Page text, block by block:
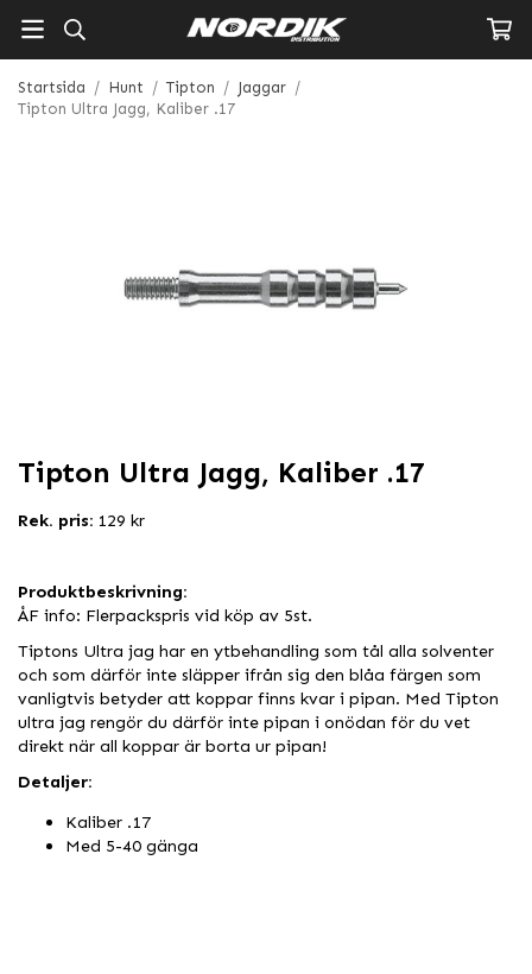
Startsida / Hunt / Tipton / Jaggar /
Tipton Ultra Jagg, Kaliber .17
Tipton Ultra Jagg, Kaliber .17
Rek. pris: 129 kr
Produktbeskrivning:
ÅF info: Flerpackspris vid köp av 5st.
Tiptons Ultra jag har en ytbehandling som tål alla solventer
och som därför inte släpper ifrån sig den blåa färgen som
vanligtvis betyder att koppar finns kvar i pipan. Med Tipton
ultra jag rengör du därför inte pipan i onödan för du vet
direkt när all koppar är borta ur pipan!
Detaljer:
Kaliber .17
Med 5-40 gänga